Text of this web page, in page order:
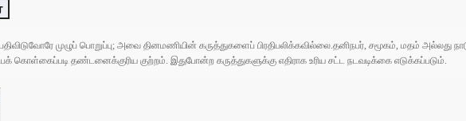
முழுப் பொறுப்பு; அவை தினமணியின் கருத்துகளைப் பிரதிபலிக்கவில்லை.தனிநபர், சமூகம், மதம் அல்லது
தண்டனைக்குரிய குற்றம். இதுபோன்ற கருத்துகளுக்கு எதிராக உரிய சட்ட நடவடிக்கை எடுக்கப்படும்.